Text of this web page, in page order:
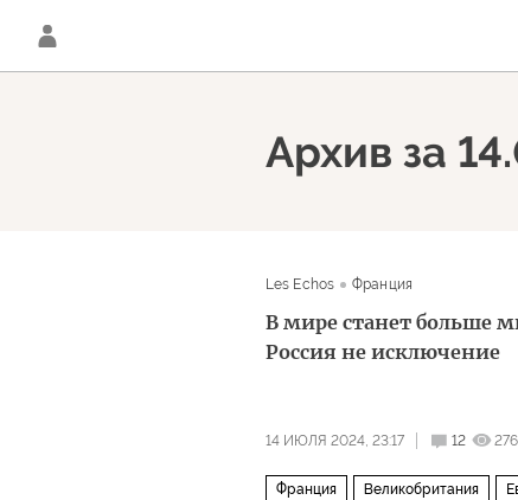
Архив за
Les Echos Франция
В мире станет больше
Россия не исключение
14 ИЮЛЯ 2024, 23:17 12
Франция Великобритания